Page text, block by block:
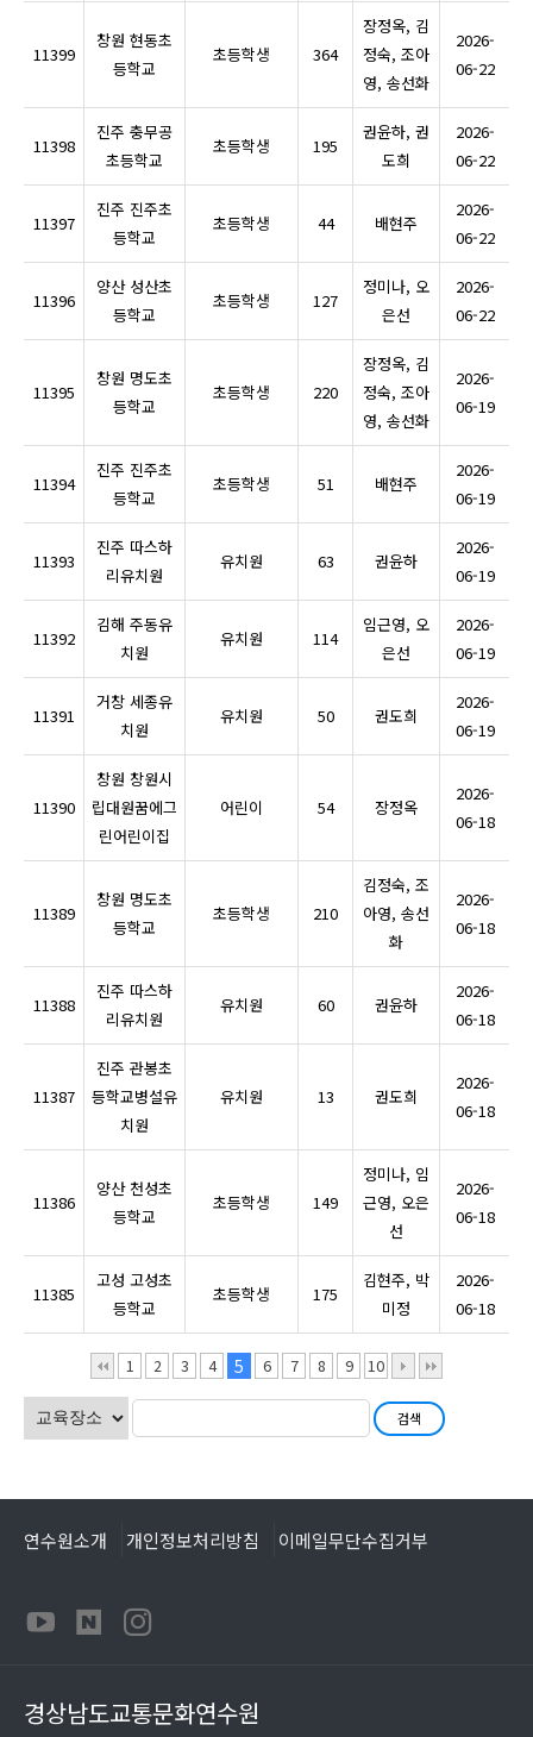
11399
창원 현동초
등학교
초등학생 364
장정옥, 김
정숙, 조아
영, 송선화
2026-
06-22
11398
진주 충무공
초등학교
초등학생 195
권윤하, 권
도희
2026-
06-22
11397
진주 진주초
등학교
초등학생 44 배현주
2026-
06-22
11396
양산 성산초
등학교
초등학생 127
정미나, 오
은선
2026-
06-22
11395
창원 명도초
등학교
초등학생 220
장정옥, 김
정숙, 조아
영, 송선화
2026-
06-19
11394
진주 진주초
등학교
초등학생 51 배현주
2026-
06-19
11393
진주 따스하
리유치원
유치원 63 권윤하
2026-
06-19
11392
김해 주동유
치원
유치원 114
임근영, 오
은선
2026-
06-19
11391
거창 세종유
치원
유치원 50 권도희
2026-
06-19
11390
창원 창원시
립대원꿈에그
린어린이집
어린이 54 장정옥
2026-
06-18
11389
창원 명도초
등학교
초등학생 210
김정숙, 조
아영, 송선
화
2026-
06-18
11388
진주 따스하
리유치원
유치원 60 권윤하
2026-
06-18
11387
진주 관봉초
등학교병설유
치원
유치원 13 권도희
2026-
06-18
11386
양산 천성초
등학교
초등학생 149
정미나, 임
근영, 오은
선
2026-
06-18
11385
고성 고성초
등학교
초등학생 175
김현주, 박
미정
2026-
06-18
1 2 3 4 5 6 7 8 9 10
연수원소개 개인정보처리방침 이메일무단수집거부
경상남도교통문화연수원